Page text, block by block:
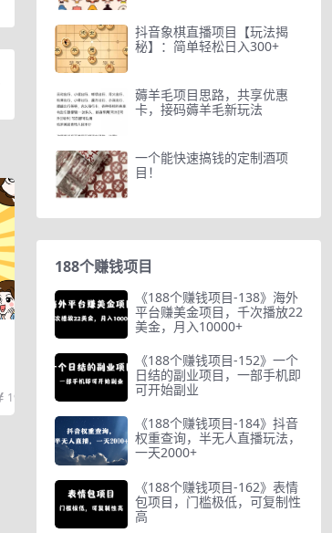
19.9
抖音象棋直播项目【玩法揭
秘】：简单轻松日入300+
薅羊毛项目思路，共享优惠
卡，接码薅羊毛新玩法
一个能快速搞钱的定制酒项
目！
188个赚钱项目
《188个赚钱项目-138》海外
平台赚美金项目，千次播放22
美金，月入10000+
《188个赚钱项目-152》一个
日结的副业项目，一部手机即
可开始副业
《188个赚钱项目-184》抖音
权重查询，半无人直播玩法，
一天2000+
《188个赚钱项目-162》表情
包项目，门槛极低，可复制性
高